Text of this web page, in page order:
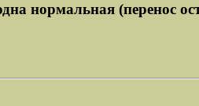
нормальная (перенос